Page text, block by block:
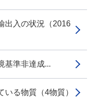
出入の状況（2016
基準非達成...
る物質（4物質）